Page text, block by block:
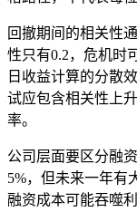
回撤期间的相关性
性只有0.2，危机时
日收益计算的分散
试应包含相关性上
率。
公司层面要区分融
5%，但未来一年有
融资成本可能吞噬